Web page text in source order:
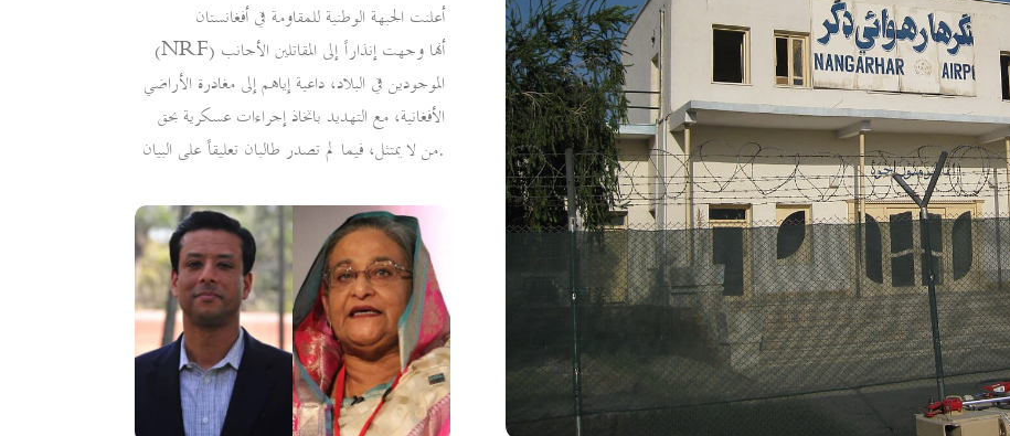
أعلنت الجبهة الوطنية للمقاومة في أفغانستان
(NRF) أنها وجهت إنذاراً إلى المقاتلين الأجانب
الموجودين في البلاد، داعية إياهم إلى مغادرة الأراضي
الأفغانية، مع التهديد باتخاذ إجراءات عسكرية بحق
من لا يمتثل، فيما لم تصدر طالبان تعليقاً على البيان.